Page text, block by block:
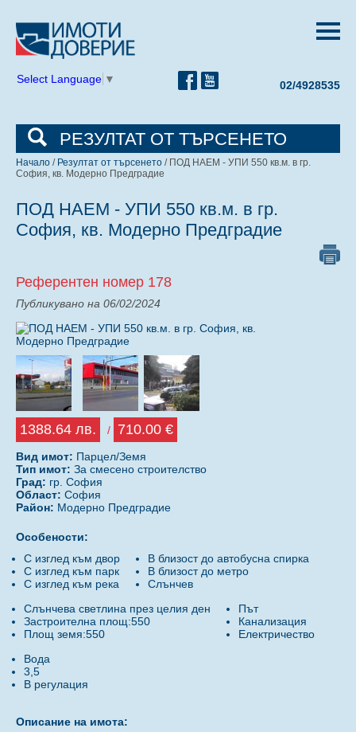
02/4928535
Select Language ▼
РЕЗУЛТАТ ОТ ТЪРСЕНЕТО
Начало / Резултат от търсенето / ПОД НАЕМ - УПИ 550 кв.м. в гр.
София, кв. Модерно Предградие
ПОД НАЕМ - УПИ 550 кв.м. в гр.
София, кв. Модерно Предградие
Референтен номер 178
Публикувано на 06/02/2024
1388.64 лв. / 710.00 €
Вид имот: Парцел/Земя
Тип имот: За смесено строителство
Град: гр. София
Област: София
Район: Модерно Предградие
Особености:
С изглед към двор
С изглед към парк
С изглед към река
В близост до автобусна спирка
В близост до метро
Слънчев
Слънчева светлина през целия ден
Застроителна площ:550
Площ земя:550
Път
Канализация
Електричество
Вода
3,5
В регулация
Описание на имота: